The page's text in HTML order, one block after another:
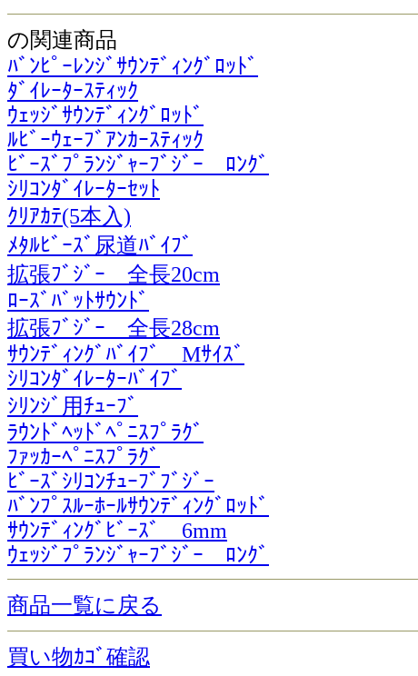
の関連商品
ﾊﾞﾝﾋﾟｰﾚﾝｼﾞｻｳﾝﾃﾞｨﾝｸﾞﾛｯﾄﾞ
ﾀﾞｲﾚｰﾀｰｽﾃｨｯｸ
ｳｪｯｼﾞｻｳﾝﾃﾞｨﾝｸﾞﾛｯﾄﾞ
ﾙﾋﾞｰｳｪｰﾌﾞｱﾝｶｰｽﾃｨｯｸ
ﾋﾞｰｽﾞﾌﾟﾗﾝｼﾞｬｰﾌﾞｼﾞｰ ﾛﾝｸﾞ
ｼﾘｺﾝﾀﾞｲﾚｰﾀｰｾｯﾄ
ｸﾘｱｶﾃ(5本入)
ﾒﾀﾙﾋﾞｰｽﾞ尿道ﾊﾞｲﾌﾞ
拡張ﾌﾞｼﾞｰ 全長20cm
ﾛｰｽﾞﾊﾞｯﾄｻｳﾝﾄﾞ
拡張ﾌﾞｼﾞｰ 全長28cm
ｻｳﾝﾃﾞｨﾝｸﾞﾊﾞｲﾌﾞ Mｻｲｽﾞ
ｼﾘｺﾝﾀﾞｲﾚｰﾀｰﾊﾞｲﾌﾞ
ｼﾘﾝｼﾞ用ﾁｭｰﾌﾞ
ﾗｳﾝﾄﾞﾍｯﾄﾞﾍﾟﾆｽﾌﾟﾗｸﾞ
ﾌｧｯｶｰﾍﾟﾆｽﾌﾟﾗｸﾞ
ﾋﾞｰｽﾞｼﾘｺﾝﾁｭｰﾌﾞﾌﾞｼﾞｰ
ﾊﾞﾝﾌﾟｽﾙｰﾎｰﾙｻｳﾝﾃﾞｨﾝｸﾞﾛｯﾄﾞ
ｻｳﾝﾃﾞｨﾝｸﾞﾋﾞｰｽﾞ 6mm
ｳｪｯｼﾞﾌﾟﾗﾝｼﾞｬｰﾌﾞｼﾞｰ ﾛﾝｸﾞ
商品一覧に戻る
買い物ｶｺﾞ確認